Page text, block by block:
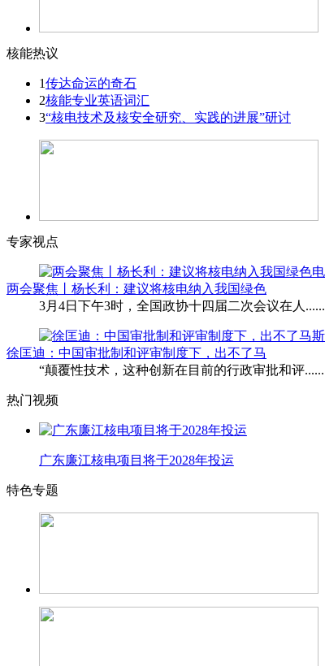
核能热议
1传达命运的奇石
2核能专业英语词汇
3“核电技术及核安全研究、实践的进展”研讨
专家视点
两会聚焦丨杨长利：建议将核电纳入我国绿色
3月4日下午3时，全国政协十四届二次会议在人......
徐匡迪：中国审批制和评审制度下，出不了马
“颠覆性技术，这种创新在目前的行政审批和评......
热门视频
广东廉江核电项目将于2028年投运
特色专题